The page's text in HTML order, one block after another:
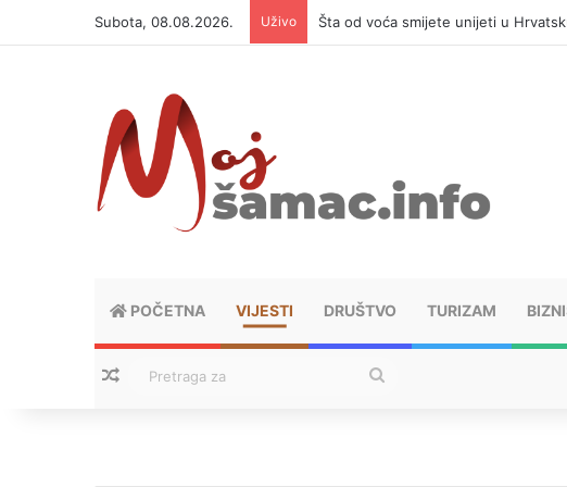
Subota, 08.08.2026. Uživo Šta od voća smijete unijeti u
POČETNA VIJESTI DRUŠTVO TURIZAM
Nasumični tekstovi